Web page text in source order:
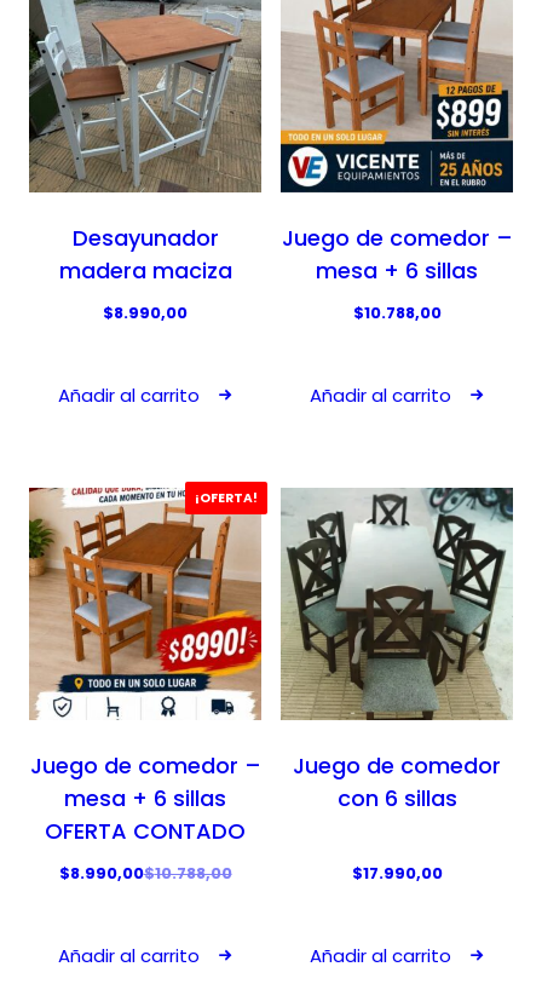
Desayunador
madera maciza
$8.990,00
Añadir al carrito
Juego de comedor –
mesa + 6 sillas
$10.788,00
Añadir al carrito
¡OFERTA!
Juego de comedor –
mesa + 6 sillas
OFERTA CONTADO
$10.788,00
E
r
$8.990,00E
r
Añadir al carrito
Juego de comedor
con 6 sillas
$17.990,00
Añadir al carrito